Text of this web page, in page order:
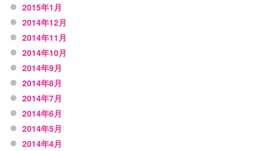
2015年1月
2014年12月
2014年11月
2014年10月
2014年9月
2014年8月
2014年7月
2014年6月
2014年5月
2014年4月